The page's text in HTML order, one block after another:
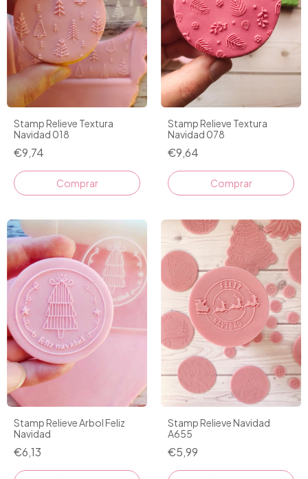
Stamp Relieve Textura
Navidad 018
€9,74
Comprar
Stamp Relieve Textura
Navidad 078
€9,64
Comprar
Stamp Relieve Arbol Feliz
Navidad
€6,13
Stamp Relieve Navidad
A655
€5,99